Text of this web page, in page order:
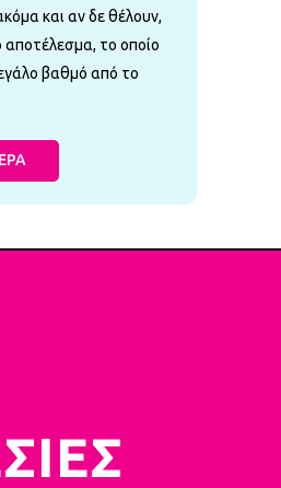
και αν δε θέλουν,
το οποίο
βαθμό από το